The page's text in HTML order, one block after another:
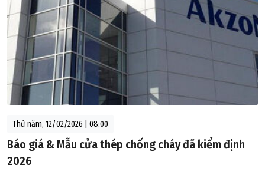
Thứ năm, 12/02/2026 | 08:00
Báo giá & Mẫu cửa thép chống cháy đã kiểm định
2026